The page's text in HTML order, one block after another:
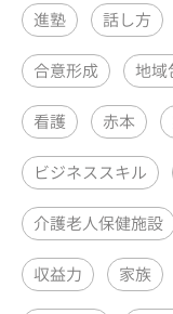
進塾 話し方
合意形成 地域
看護 赤本
ビジネススキル
介護老人保健施設
収益力 家族